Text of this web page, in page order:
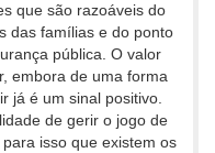
que são razoáveis do
das famílias e do ponto
pública. O valor
embora de uma forma
já é um sinal positivo.
de gerir o jogo de
isso que existem os